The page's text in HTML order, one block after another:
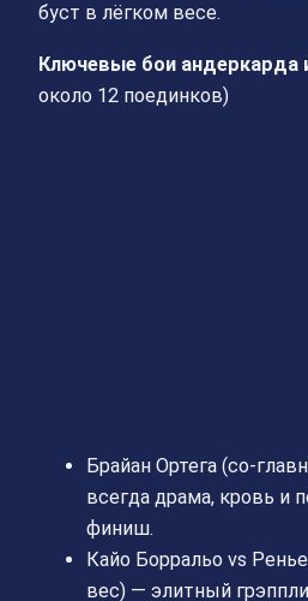
буст в лёгком весе.
Ключевые бои андеркарда
около 12 поединков)
Брайан Ортега (со-
всегда драма, кровь и
финиш.
Кайо Борральо vs
вес) — элитный